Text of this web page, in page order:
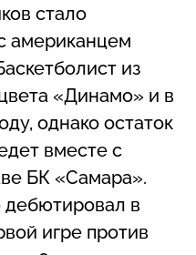
стало
американцем
из
«Динамо» и в
однако остаток
вместе с
БК «Самара».
дебютировал в
игре против